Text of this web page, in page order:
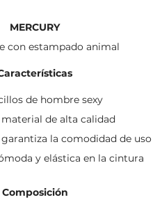
MERCURY
con estampado animal
de hombre sexy
de alta calidad
la comodidad de uso
y elástica en la cintura
Composición